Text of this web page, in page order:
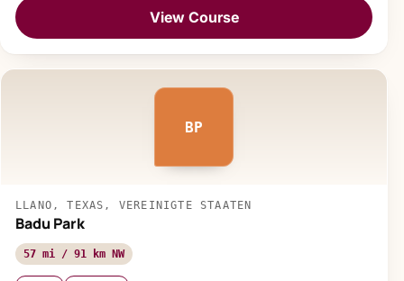
View Course
BP
LLANO, TEXAS, VEREINIGTE STAATEN
Badu Park
57 mi / 91 km NW